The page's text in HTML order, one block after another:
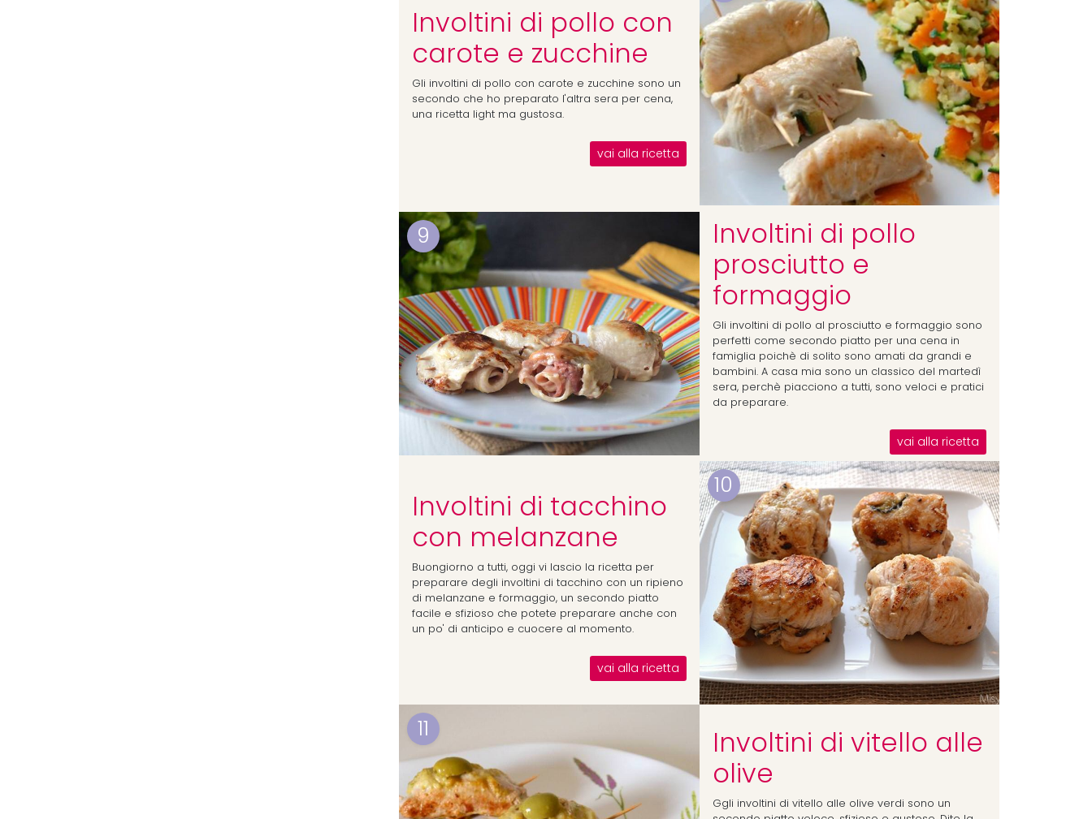
Involtini di pollo con
carote e zucchine
Gli involtini di pollo con carote e zucchine sono un
secondo che ho preparato l'altra sera per cena,
una ricetta light ma gustosa.
vai alla ricetta
9
Involtini di pollo
prosciutto e
formaggio
Gli involtini di pollo al prosciutto e formaggio sono
perfetti come secondo piatto per una cena in
famiglia poichè di solito sono amati da grandi e
bambini. A casa mia sono un classico del martedì
sera, perchè piacciono a tutti, sono veloci e pratici
da preparare.
vai alla ricetta
10
Involtini di tacchino
con melanzane
Buongiorno a tutti, oggi vi lascio la ricetta per
preparare degli involtini di tacchino con un ripieno
di melanzane e formaggio, un secondo piatto
facile e sfizioso che potete preparare anche con
un po' di anticipo e cuocere al momento.
vai alla ricetta
11
Involtini di vitello alle
olive
Ggli involtini di vitello alle olive verdi sono un